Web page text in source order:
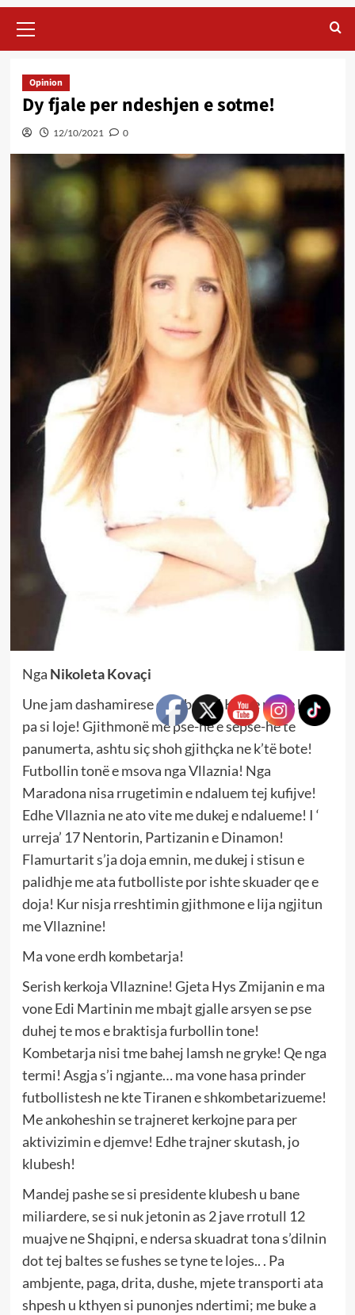
Menu
Opinion
Dy fjale per ndeshjen e sotme!
12/10/2021 0
Nga Nikoleta Kovaçi
Une jam dashamirese e futbollit! Kurre nuk e kam
pa si loje! Gjithmonë me pse-he e sepse-he te
panumerta, ashtu siç shoh gjithçka ne k’të bote!
Futbollin tonë e msova nga Vllaznia! Nga
Maradona nisa rrugetimin e ndaluem tej kufijve!
Edhe Vllaznia ne ato vite me dukej e ndalueme! I ‘
urreja’ 17 Nentorin, Partizanin e Dinamon!
Flamurtarit s’ja doja emnin, me dukej i stisun e
palidhje me ata futbolliste por ishte skuader qe e
doja! Kur nisja rreshtimin gjithmone e lija ngjitun
me Vllaznine!
Ma vone erdh kombetarja!
Serish kerkoja Vllaznine! Gjeta Hys Zmijanin e ma
vone Edi Martinin me mbajt gjalle arsyen se pse
duhej te mos e braktisja furbollin tone!
Kombetarja nisi tme bahej lamsh ne gryke! Qe nga
termi! Asgja s’i ngjante… ma vone hasa prinder
futbollistesh ne kte Tiranen e shkombetarizueme!
Me ankoheshin se trajneret kerkojne para per
aktivizimin e djemve! Edhe trajner skutash, jo
klubesh!
Mandej pashe se si presidente klubesh u bane
miliardere, se si nuk jetonin as 2 jave rrotull 12
muajve ne Shqipni, e ndersa skuadrat tona s’dilnin
dot tej baltes se fushes se tyne te lojes.. . Pa
ambjente, paga, drita, dushe, mjete transporti ata
shpesh u kthyen si punonjes ndertimi; me buke a